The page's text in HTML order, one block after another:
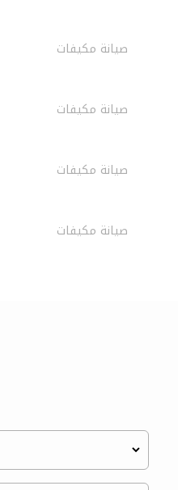
صيانة مكيفات
صيانة مكيفات
صيانة مكيفات
صيانة مكيفات